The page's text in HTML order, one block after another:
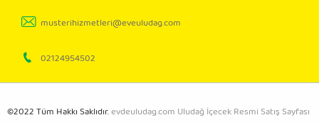
musterihizmetleri@eveuludag.com
02124954502
©2022 Tüm Hakkı Saklıdır.evdeuludag.com Uludağ İçecek Resmi Satış Sayfası